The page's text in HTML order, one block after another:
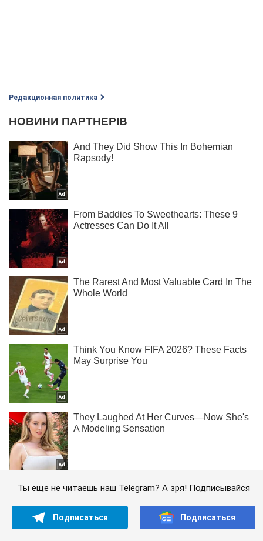
Редакционная политика
Ты еще не читаешь наш Telegram? А зря! Подписывайся
Подписаться Подписаться